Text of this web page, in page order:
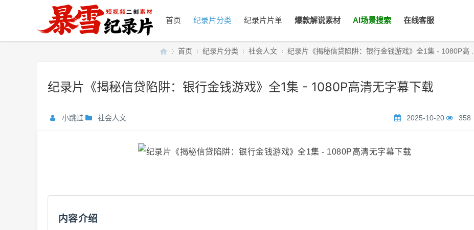
首页 纪录片分类 纪录片片单 爆款解说素材 AI场景搜索 在线客服
暴
雪
»
首页
›
纪录片分类
›
社会人文
›
纪录片《揭秘信贷陷阱：银行金钱游戏》全1集 - 1080P高 ...
纪录片《揭秘信贷陷阱：银行金钱游戏》全1集 - 1080P高清无字幕下载
小跳蛙 社会人文 2025-10-20 358
内容介绍